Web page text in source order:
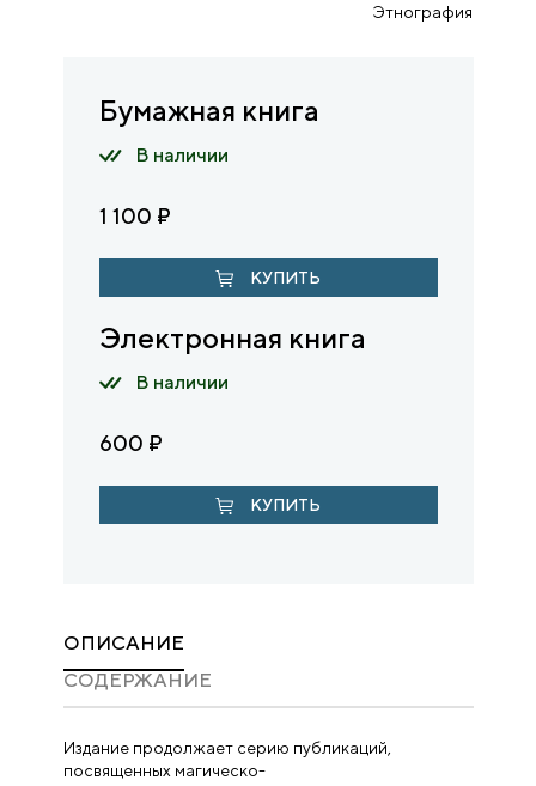
Этнография
Бумажная книга
В наличии
1 100 ₽
КУПИТЬ
Электронная книга
В наличии
600 ₽
КУПИТЬ
ОПИСАНИЕ
CОДЕРЖАНИЕ
Издание продолжает серию публикаций,
посвященных магическо-